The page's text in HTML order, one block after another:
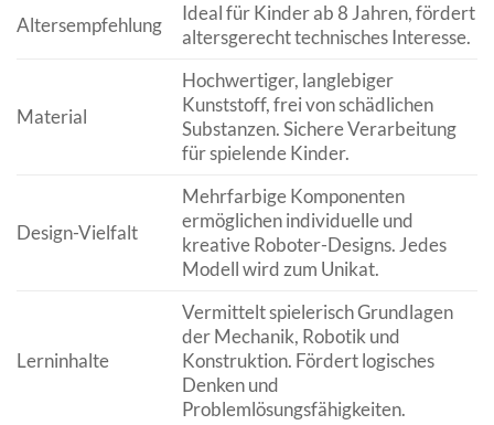
Altersempfehlung
Ideal für Kinder ab 8 Jahren, fördert
altersgerecht technisches Interesse.
Material
Hochwertiger, langlebiger
Kunststoff, frei von schädlichen
Substanzen. Sichere Verarbeitung
für spielende Kinder.
Design-Vielfalt
Mehrfarbige Komponenten
ermöglichen individuelle und
kreative Roboter-Designs. Jedes
Modell wird zum Unikat.
Lerninhalte
Vermittelt spielerisch Grundlagen
der Mechanik, Robotik und
Konstruktion. Fördert logisches
Denken und
Problemlösungsfähigkeiten.